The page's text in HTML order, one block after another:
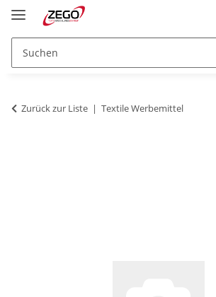
Zurück zur Liste Textile Werbemittel